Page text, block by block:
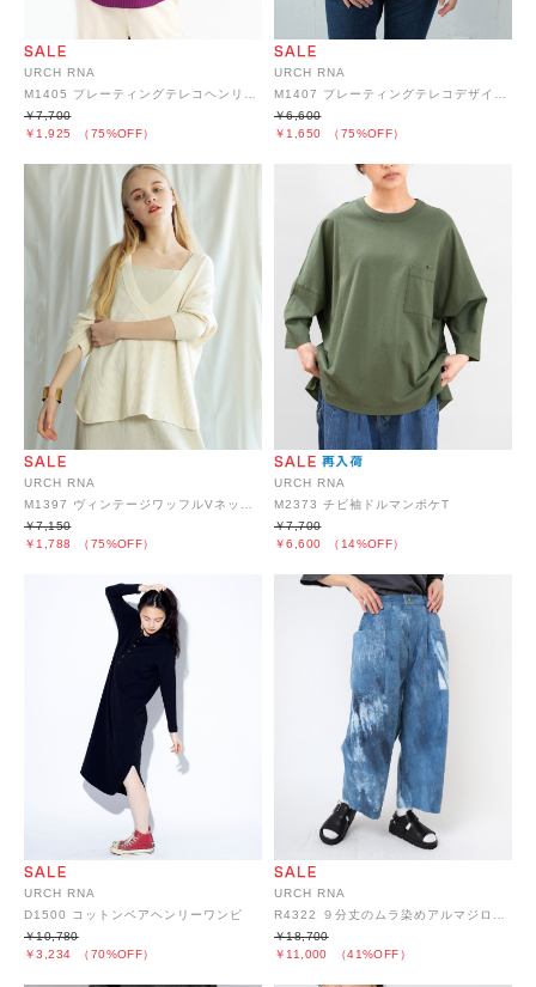
URCH RNA
￥1,925 （75%OFF）
￥7,700
URCH RNA
￥1,650 （75%OFF）
￥6,600
URCH RNA
￥1,788 （75%OFF）
￥7,150
URCH RNA
M2373 チビ袖ドルマンポケT
￥6,600 （14%OFF）
￥7,700
URCH RNA
D1500 コットンベアヘンリーワンピ
￥3,234 （70%OFF）
￥10,780
URCH RNA
￥11,000 （41%OFF）
￥18,700